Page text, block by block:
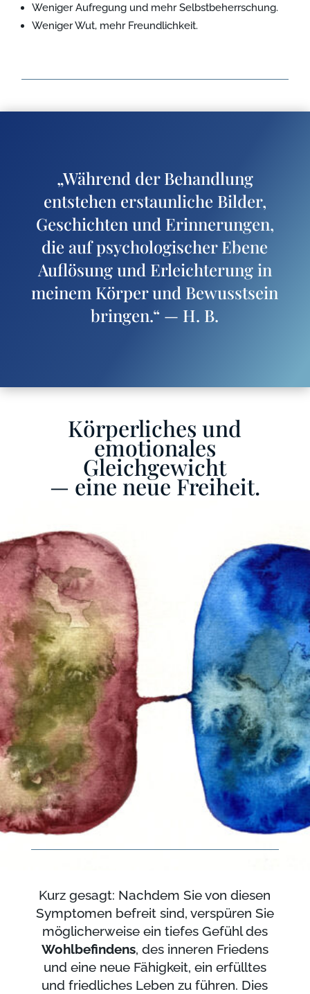
Weniger Aufregung und mehr Selbstbeherrschung.
Weniger Wut, mehr Freundlichkeit.
„Während der Behandlung
entstehen erstaunliche Bilder,
Geschichten und Erinnerungen,
die auf psychologischer Ebene
Auflösung und Erleichterung in
meinem Körper und Bewusstsein
bringen.“ — H. B.
Körperliches und
emotionales
Gleichgewicht
— eine neue Freiheit.
Kurz gesagt: Nachdem Sie von diesen
Symptomen befreit sind, verspüren Sie
möglicherweise ein tiefes Gefühl des
Wohlbefindens, des inneren Friedens
und eine neue Fähigkeit, ein erfülltes
und friedliches Leben zu führen. Dies